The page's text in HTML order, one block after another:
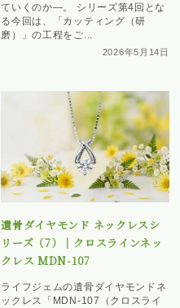
ていくのか―。 シリーズ第4回とな
る今回は、「カッティング（研
磨）」の工程をご...
2026年5月14日
遺骨ダイヤモンド ネックレスシ
リーズ（7）｜クロスラインネッ
クレス MDN-107
ライフジェムの遺骨ダイヤモンドネ
ックレス「MDN-107（クロスライ